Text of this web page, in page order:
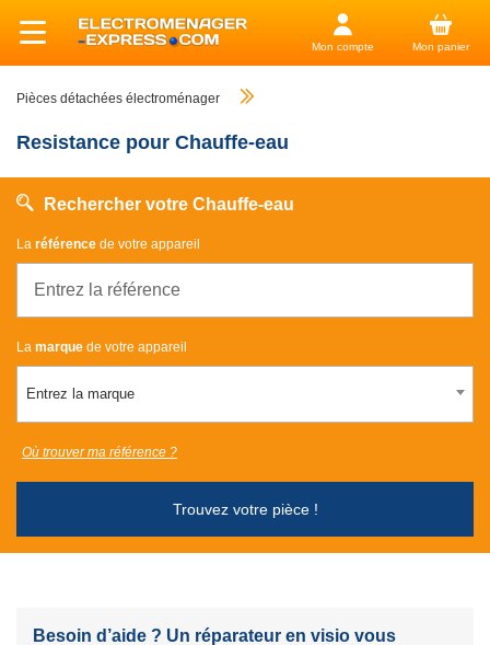
Mon compte Mon panier
Pièces détachées électroménager
Resistance pour Chauffe-eau
Rechercher votre Chauffe-eau
La référence de votre appareil
La marque de votre appareil
Entrez la marque
Trouvez votre pièce !
Où trouver ma référence ?
Besoin d’aide ? Un réparateur en visio vous